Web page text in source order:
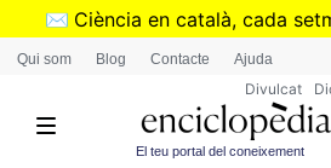
Vés
✉️ Ciència en català, cada
➜Subscriu-te al butlletí
Qui som Blog Contacte Ajuda
Divulcat
El teu portal del coneixement